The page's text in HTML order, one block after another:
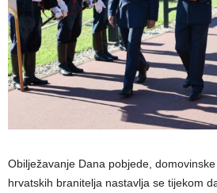
Obilježavanje Dana pobjede,
hrvatskih branitelja nastavlja se tijekom